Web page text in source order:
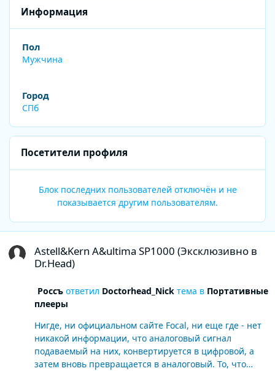
Информация
Пол
Мужчина
Город
СПб
Посетители профиля
Блок последних пользователей отключён и не
показывается другим пользователям.
Astell&Kern A&ultima SP1000 (Эксклюзивно в
Dr.Head)
Россъответил Doctorhead_Nickтема в Портативные
плееры
Нигде, ни официальном сайте Focal, ни еще где - нет
никакой информации, что аналоговый сигнал
подаваемый на них, конвертируется в цифровой, а
затем вновь превращается в аналоговый. То, что